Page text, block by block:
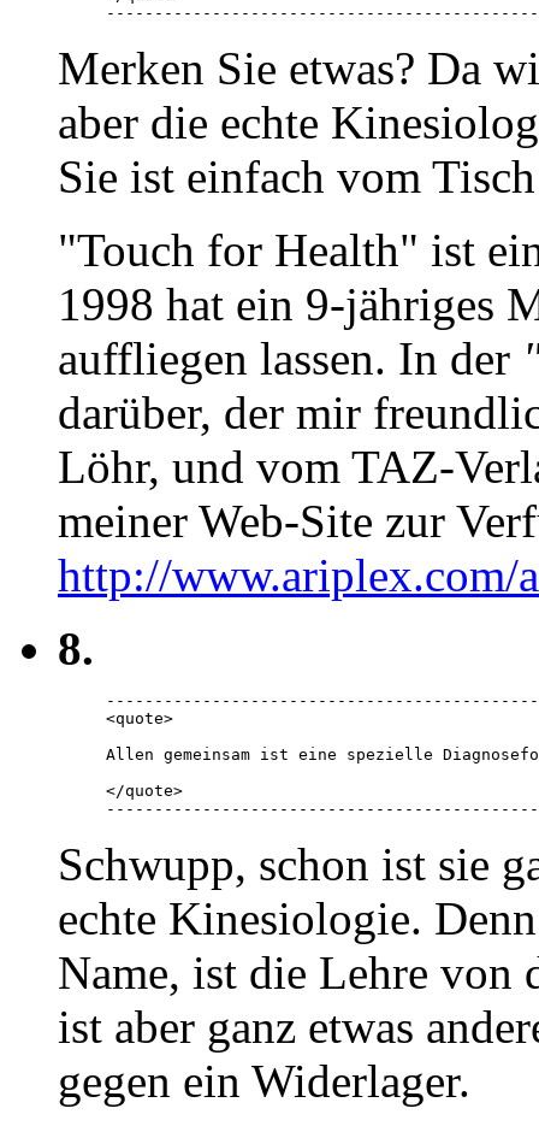
Merken Sie etwas? Da
aber die echte
Sie ist einfach vom
"Touch for Health" ist
1998 hat ein 9-jähriges
auffliegen lassen. In der
darüber, der mir
Löhr, und vom TAZ-
meiner Web-Site zur
http://www.ariplex.com/
8.
<quote>
Allen gemeinsam ist eine spezielle
</quote>
Schwupp, schon ist sie
echte Kinesiologie.
Name, ist die Lehre von
ist aber ganz etwas
gegen ein Widerlager.